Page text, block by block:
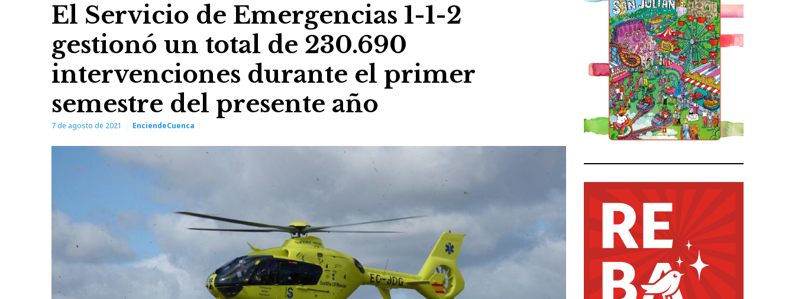
El Servicio de Emergencias 1-1-2
gestionó un total de 230.690
intervenciones durante el primer
semestre del presente año
7 de agosto de 2021 EnciendeCuenca